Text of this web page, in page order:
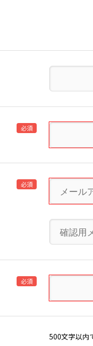
必須
必須
必須
500文字以内